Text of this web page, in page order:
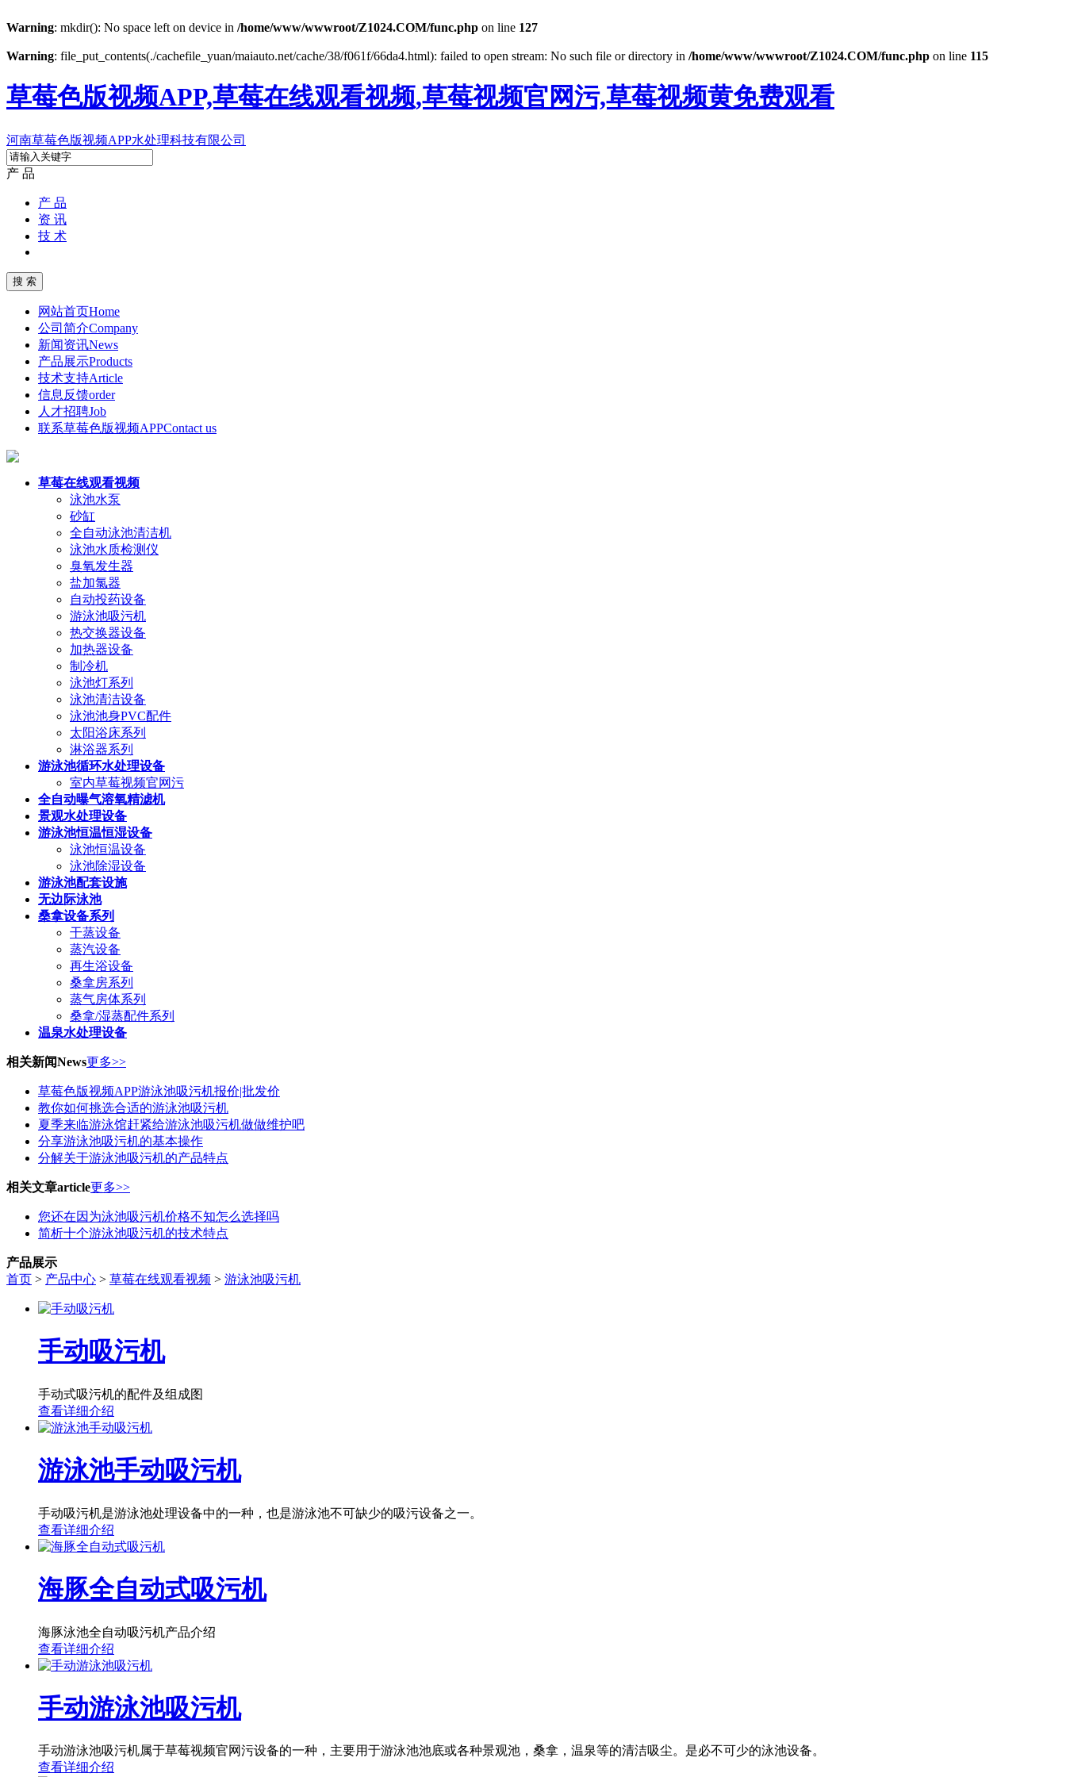
Warning: mkdir(): No space left on device in /home/www/wwwroot/Z1024.COM/func.php on line 127
Warning: file_put_contents(./cachefile_yuan/maiauto.net/cache/38/f061f/66da4.html): failed to open stream: No such file or directory in /home/www/wwwroot/Z1024.COM/func.php on line 115
草莓色版视频APP,草莓在线观看视频,草莓视频官网污,草莓视频黄免费观看
河南草莓色版视频APP水处理科技有限公司
产 品
产 品
资 讯
技 术
网站首页Home
公司简介Company
新闻资讯News
产品展示Products
技术支持Article
信息反馈order
人才招聘Job
联系草莓色版视频APPContact us
草莓在线观看视频
泳池水泵
砂缸
全自动泳池清洁机
泳池水质检测仪
臭氧发生器
盐加氯器
自动投药设备
游泳池吸污机
热交换器设备
加热器设备
制冷机
泳池灯系列
泳池清洁设备
泳池池身PVC配件
太阳浴床系列
淋浴器系列
游泳池循环水处理设备
室内草莓视频官网污
全自动曝气溶氧精滤机
景观水处理设备
游泳池恒温恒湿设备
泳池恒温设备
泳池除湿设备
游泳池配套设施
无边际泳池
桑拿设备系列
干蒸设备
蒸汽设备
再生浴设备
桑拿房系列
蒸气房体系列
桑拿/湿蒸配件系列
温泉水处理设备
相关新闻News更多>>
草莓色版视频APP游泳池吸污机报价|批发价
教你如何挑选合适的游泳池吸污机
夏季来临游泳馆赶紧给游泳池吸污机做做维护吧
分享游泳池吸污机的基本操作
分解关于游泳池吸污机的产品特点
相关文章article更多>>
您还在因为泳池吸污机价格不知怎么选择吗
简析十个游泳池吸污机的技术特点
产品展示
首页 > 产品中心 > 草莓在线观看视频 > 游泳池吸污机
手动吸污机
手动式吸污机的配件及组成图
查看详细介绍
游泳池手动吸污机
手动吸污机是游泳池处理设备中的一种，也是游泳池不可缺少的吸污设备之一。
查看详细介绍
海豚全自动式吸污机
海豚泳池全自动吸污机产品介绍
查看详细介绍
手动游泳池吸污机
手动游泳池吸污机属于草莓视频官网污设备的一种，主要用于游泳池池底或各种景观池，桑拿，温泉等的清洁吸尘。是必不可少的泳池设备。
查看详细介绍